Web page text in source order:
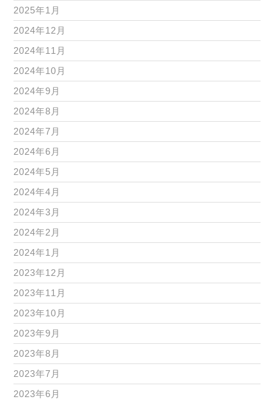
2025年1月
2024年12月
2024年11月
2024年10月
2024年9月
2024年8月
2024年7月
2024年6月
2024年5月
2024年4月
2024年3月
2024年2月
2024年1月
2023年12月
2023年11月
2023年10月
2023年9月
2023年8月
2023年7月
2023年6月